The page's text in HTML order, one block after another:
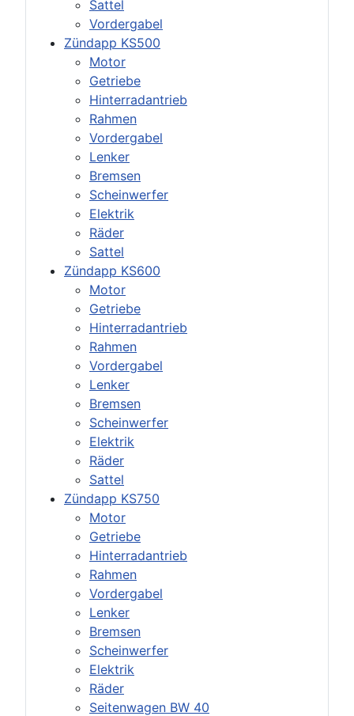
Sattel
Vordergabel
Zündapp KS500
Motor
Getriebe
Hinterradantrieb
Rahmen
Vordergabel
Lenker
Bremsen
Scheinwerfer
Elektrik
Räder
Sattel
Zündapp KS600
Motor
Getriebe
Hinterradantrieb
Rahmen
Vordergabel
Lenker
Bremsen
Scheinwerfer
Elektrik
Räder
Sattel
Zündapp KS750
Motor
Getriebe
Hinterradantrieb
Rahmen
Vordergabel
Lenker
Bremsen
Scheinwerfer
Elektrik
Räder
Seitenwagen BW 40